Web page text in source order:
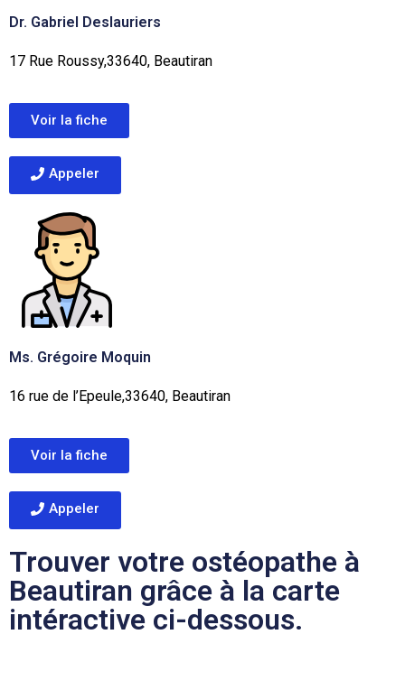
Dr. Gabriel Deslauriers
17 Rue Roussy,33640, Beautiran
Voir la fiche
Appeler
Ms. Grégoire Moquin
16 rue de l’Epeule,33640, Beautiran
Voir la fiche
Appeler
Trouver votre ostéopathe à
Beautiran grâce à la carte
intéractive ci-dessous.